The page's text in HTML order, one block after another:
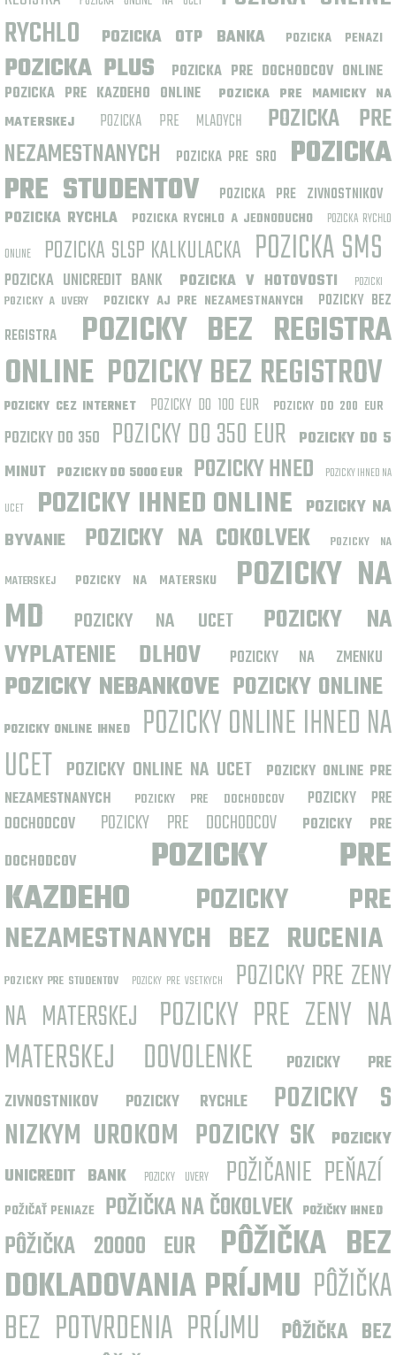
RYCHLO
POZICKA OTP BANKA POZICKA PENAZI
POZICKA PLUS
POZICKA PRE DOCHODCOV ONLINE
POZICKA PRE KAZDEHO ONLINE
POZICKA PRE MAMICKY NA
MATERSKEJ
POZICKA PRE MLADYCH
POZICKA PRE
NEZAMESTNANYCH
POZICKA PRE SRO
POZICKA
PRE STUDENTOV
POZICKA PRE ZIVNOSTNIKOV
POZICKA RYCHLA
POZICKA RYCHLO A JEDNODUCHO
POZICKA RYCHLO
ONLINE
POZICKA SLSP KALKULACKA POZICKA SMS
POZICKA UNICREDIT BANK POZICKA V HOTOVOSTI
POZICKI
POZICKY A UVERY
POZICKY AJ PRE NEZAMESTNANYCH
POZICKY BEZ
REGISTRA
POZICKY BEZ REGISTRA
ONLINE POZICKY BEZ REGISTROV
POZICKY CEZ INTERNET POZICKY DO 100 EUR POZICKY DO 200 EUR
POZICKY DO 350 POZICKY DO 350 EUR
POZICKY DO 5
MINUT POZICKY DO 5000 EUR POZICKY HNED
POZICKY IHNED NA
UCET
POZICKY IHNED ONLINE POZICKY NA
BYVANIE
POZICKY NA COKOLVEK POZICKY NA
MATERSKEJ POZICKY NA MATERSKU
POZICKY NA
MD
POZICKY NA UCET
POZICKY NA
VYPLATENIE DLHOV
POZICKY NA ZMENKU
POZICKY NEBANKOVE POZICKY ONLINE
POZICKY ONLINE IHNED
POZICKY ONLINE IHNED NA
UCET POZICKY ONLINE NA UCET
POZICKY ONLINE PRE
NEZAMESTNANYCH
POZICKY PRE DOCHODCOV
POZICKY PRE
DOCHODCOV
POZICKY PRE DOCHODCOV
POZICKY PRE
DOCHODCOV
POZICKY PRE
KAZDEHO
POZICKY PRE
NEZAMESTNANYCH BEZ RUCENIA
POZICKY PRE STUDENTOV POZICKY PRE VSETKYCH
POZICKY PRE ZENY
NA MATERSKEJ POZICKY PRE ZENY NA
MATERSKEJ DOVOLENKE
POZICKY PRE
ZIVNOSTNIKOV
POZICKY RYCHLE
POZICKY S
NIZKYM UROKOM POZICKY SK
POZICKY
UNICREDIT BANK
POZICKY UVERY POŽIČANIE PEŇAZÍ
POŽIČAŤ PENIAZE POŽIČKA NA ČOKOLVEK POŽIČKY IHNED
PÔŽIČKA 20000 EUR
PÔŽIČKA BEZ
DOKLADOVANIA PRÍJMU PÔŽIČKA
BEZ POTVRDENIA PRÍJMU
PÔŽIČKA BEZ